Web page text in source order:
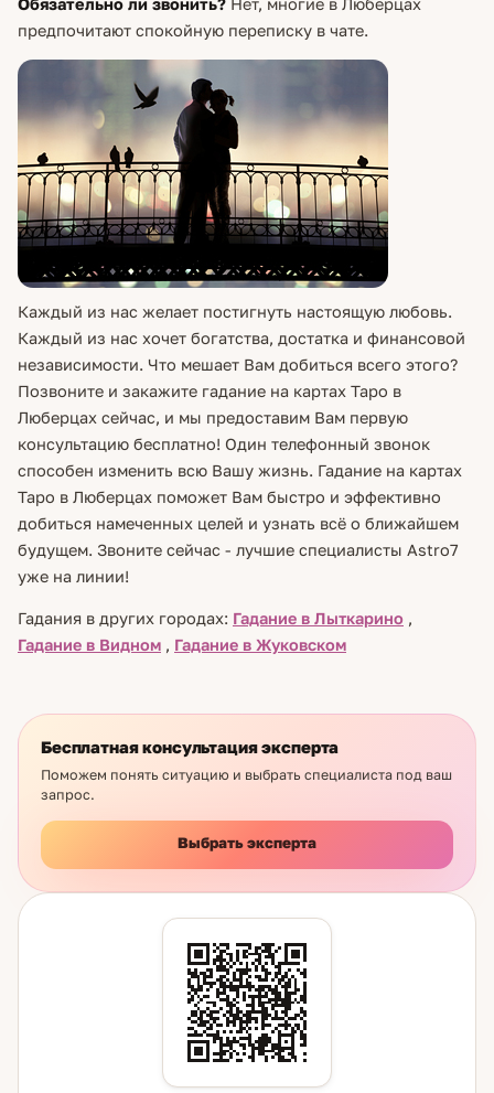
предпочитают спокойную переписку в чате.
Каждый из нас желает постигнуть настоящую любовь.
Каждый из нас хочет богатства, достатка и финансовой
независимости. Что мешает Вам добиться всего этого?
Позвоните и закажите гадание на картах Таро в
Люберцах сейчас, и мы предоставим Вам первую
консультацию бесплатно! Один телефонный звонок
способен изменить всю Вашу жизнь. Гадание на картах
Таро в Люберцах поможет Вам быстро и эффективно
добиться намеченных целей и узнать всё о ближайшем
будущем. Звоните сейчас - лучшие специалисты Astro7
уже на линии!
Гадания в других городах: Гадание в Лыткарино ,
Гадание в Видном , Гадание в Жуковском
Бесплатная консультация эксперта
Поможем понять ситуацию и выбрать специалиста под ваш
запрос.
Выбрать эксперта